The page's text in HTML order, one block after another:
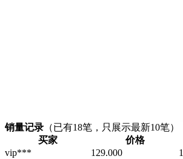
销量记录 （已有18笔，只展示最新10笔）
买家
价格
vip***
129.000 1